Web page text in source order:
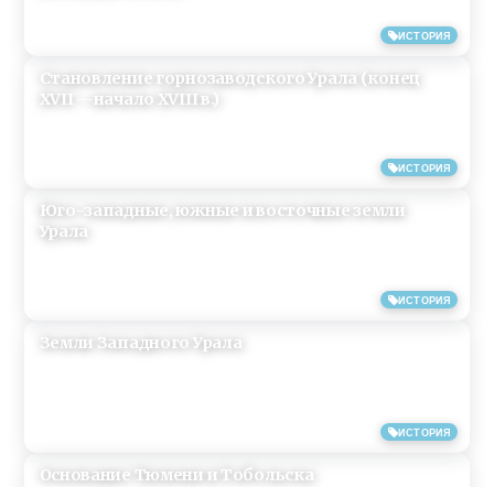
ИСТОРИЯ
ИСТОРИЯ
Становление горнозаводского Урала (конец
XVII —начало XVIII в.)
ИСТОРИЯ
Юго-западные, южные и восточные земли
Урала
ИСТОРИЯ
Земли Западного Урала
Основание Тюмени и Тобольска